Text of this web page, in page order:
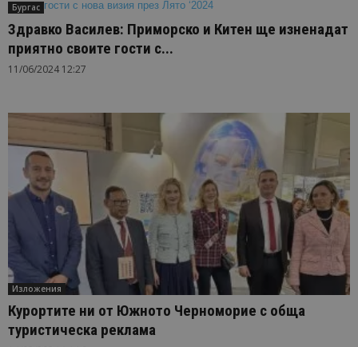
Бургас
Здравко Василев: Приморско и Китен ще изненадат
приятно своите гости с...
11/06/2024 12:27
Изложения
Курортите ни от Южното Черноморие с обща
туристическа реклама